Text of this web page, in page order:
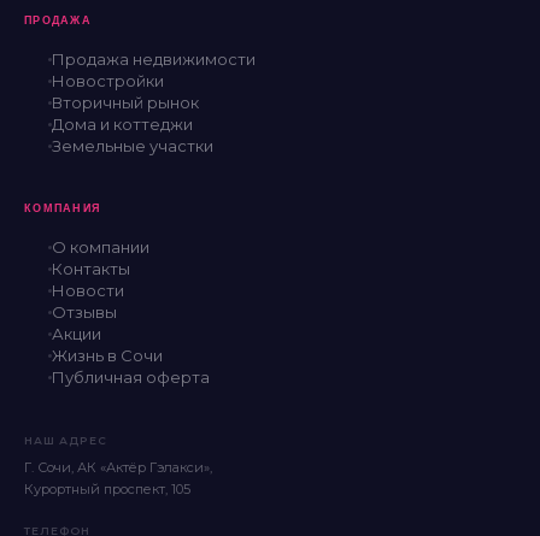
ПРОДАЖА
Продажа недвижимости
Новостройки
Вторичный рынок
Дома и коттеджи
Земельные участки
КОМПАНИЯ
О компании
Контакты
Новости
Отзывы
Акции
Жизнь в Сочи
Публичная оферта
НАШ АДРЕС
Г. Сочи, АК «Актёр Гэлакси»,
Курортный проспект, 105
ТЕЛЕФОН